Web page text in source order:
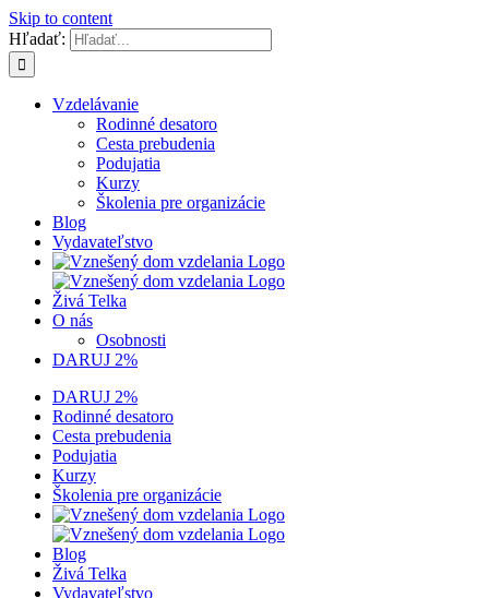
Skip to content
Hľadať:
Vzdelávanie
Rodinné desatoro
Cesta prebudenia
Podujatia
Kurzy
Školenia pre organizácie
Blog
Vydavateľstvo
Živá Telka
O nás
Osobnosti
DARUJ 2%
DARUJ 2%
Rodinné desatoro
Cesta prebudenia
Podujatia
Kurzy
Školenia pre organizácie
Blog
Živá Telka
Vydavateľstvo